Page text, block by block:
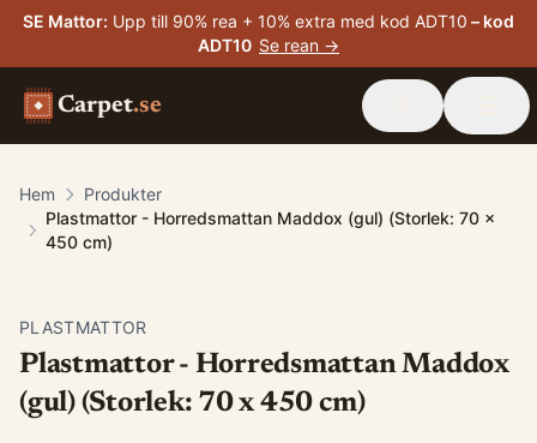
SE Mattor: Upp till 90% rea + 10% extra med kod ADT10 – kod
ADT10 Se rean →
Carpet.se
Hem
Produkter
Plastmattor - Horredsmattan Maddox (gul) (Storlek: 70 x
450 cm)
PLASTMATTOR
Plastmattor - Horredsmattan Maddox
(gul) (Storlek: 70 x 450 cm)